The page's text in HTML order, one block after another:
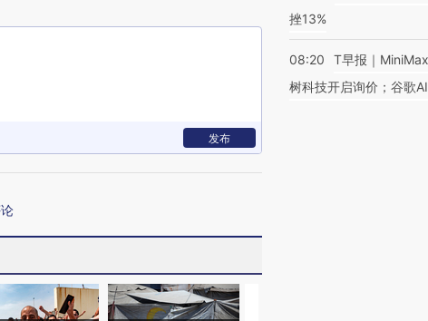
发布
挫13%
08:20
T早报｜
树科技开启询价；谷歌